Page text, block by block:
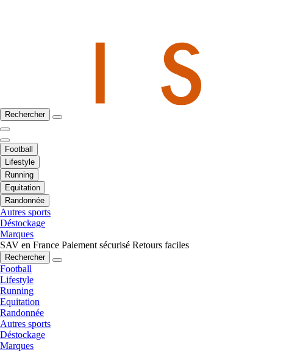
Rechercher
Football
Lifestyle
Running
Equitation
Randonnée
Autres sports
Déstockage
Marques
SAV en France Paiement sécurisé Retours faciles
Rechercher
Football
Lifestyle
Running
Equitation
Randonnée
Autres sports
Déstockage
Marques